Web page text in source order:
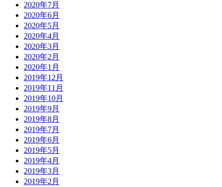
2020年7月
2020年6月
2020年5月
2020年4月
2020年3月
2020年2月
2020年1月
2019年12月
2019年11月
2019年10月
2019年9月
2019年8月
2019年7月
2019年6月
2019年5月
2019年4月
2019年3月
2019年2月